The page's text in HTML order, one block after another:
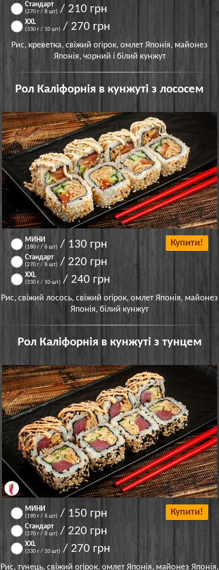
Стандарт
(270 г / 8 шт) / 210 грн
XXL
(330 г / 10 шт) / 270 грн
Рис, креветка, свіжий огірок, омлет Японія, майонез
Японія, чорний і білий кунжут
Рол Каліфорнія в кунжуті з лососем
МИНИ
(180 г / 6 шт) / 130 грн
Стандарт
(270 г / 8 шт) / 220 грн
XXL
(330 г / 10 шт) / 240 грн
Купити!
Рис, свіжий лосось, свіжий огірок, омлет Японія, майонез
Японія, білий кунжут
Рол Каліфорнія в кунжуті з тунцем
МИНИ
(190 г / 6 шт) / 150 грн
Стандарт
(270 г / 8 шт) / 220 грн
XXL
(330 г / 10 шт) / 270 грн
Купити!
Рис, тунець, свіжий огірок, омлет Японія, майонез Японія,